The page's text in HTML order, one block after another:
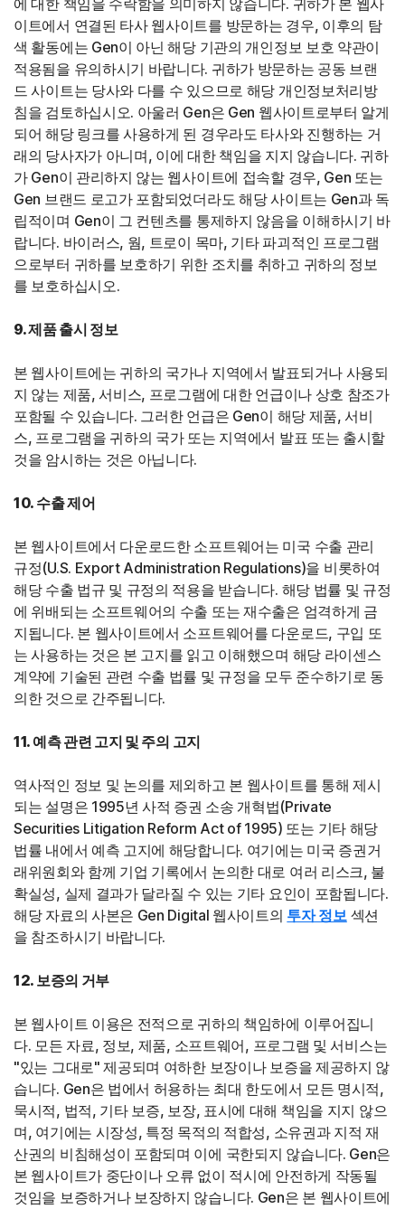
에 대한 책임을 수락함을 의미하지 않습니다. 귀하가 본 웹사
이트에서 연결된 타사 웹사이트를 방문하는 경우, 이후의 탐
색 활동에는 Gen이 아닌 해당 기관의 개인정보 보호 약관이
적용됨을 유의하시기 바랍니다. 귀하가 방문하는 공동 브랜
드 사이트는 당사와 다를 수 있으므로 해당 개인정보처리방
침을 검토하십시오. 아울러 Gen은 Gen 웹사이트로부터 알게
되어 해당 링크를 사용하게 된 경우라도 타사와 진행하는 거
래의 당사자가 아니며, 이에 대한 책임을 지지 않습니다. 귀하
가 Gen이 관리하지 않는 웹사이트에 접속할 경우, Gen 또는
Gen 브랜드 로고가 포함되었더라도 해당 사이트는 Gen과 독
립적이며 Gen이 그 컨텐츠를 통제하지 않음을 이해하시기 바
랍니다. 바이러스, 웜, 트로이 목마, 기타 파괴적인 프로그램
으로부터 귀하를 보호하기 위한 조치를 취하고 귀하의 정보
를 보호하십시오.
9. 제품 출시 정보
본 웹사이트에는 귀하의 국가나 지역에서 발표되거나 사용되
지 않는 제품, 서비스, 프로그램에 대한 언급이나 상호 참조가
포함될 수 있습니다. 그러한 언급은 Gen이 해당 제품, 서비
스, 프로그램을 귀하의 국가 또는 지역에서 발표 또는 출시할
것을 암시하는 것은 아닙니다.
10. 수출 제어
본 웹사이트에서 다운로드한 소프트웨어는 미국 수출 관리
규정(U.S. Export Administration Regulations)을 비롯하여
해당 수출 법규 및 규정의 적용을 받습니다. 해당 법률 및 규정
에 위배되는 소프트웨어의 수출 또는 재수출은 엄격하게 금
지됩니다. 본 웹사이트에서 소프트웨어를 다운로드, 구입 또
는 사용하는 것은 본 고지를 읽고 이해했으며 해당 라이센스
계약에 기술된 관련 수출 법률 및 규정을 모두 준수하기로 동
의한 것으로 간주됩니다.
11. 예측 관련 고지 및 주의 고지
역사적인 정보 및 논의를 제외하고 본 웹사이트를 통해 제시
되는 설명은 1995년 사적 증권 소송 개혁법(Private
Securities Litigation Reform Act of 1995) 또는 기타 해당
법률 내에서 예측 고지에 해당합니다. 여기에는 미국 증권거
래위원회와 함께 기업 기록에서 논의한 대로 여러 리스크, 불
확실성, 실제 결과가 달라질 수 있는 기타 요인이 포함됩니다.
해당 자료의 사본은 Gen Digital 웹사이트의 투자 정보섹션
을 참조하시기 바랍니다.
12. 보증의 거부
본 웹사이트 이용은 전적으로 귀하의 책임하에 이루어집니
다. 모든 자료, 정보, 제품, 소프트웨어, 프로그램 및 서비스는
"있는 그대로" 제공되며 여하한 보장이나 보증을 제공하지 않
습니다. Gen은 법에서 허용하는 최대 한도에서 모든 명시적,
묵시적, 법적, 기타 보증, 보장, 표시에 대해 책임을 지지 않으
며, 여기에는 시장성, 특정 목적의 적합성, 소유권과 지적 재
산권의 비침해성이 포함되며 이에 국한되지 않습니다. Gen은
본 웹사이트가 중단이나 오류 없이 적시에 안전하게 작동될
것임을 보증하거나 보장하지 않습니다. Gen은 본 웹사이트에